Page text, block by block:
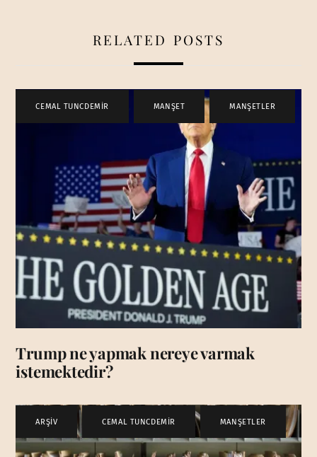
RELATED POSTS
CEMAL TUNCDEMİR MANŞET , MANŞETLER
Trump ne yapmak nereye varmak
istemektedir?
ARŞİV CEMAL TUNCDEMİR , MANŞETLER